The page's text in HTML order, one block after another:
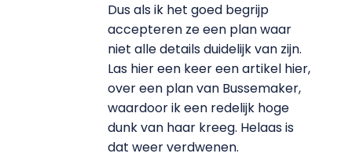
Dus als ik het goed begrijp
accepteren ze een plan waar
niet alle details duidelijk van zijn.
Las hier een keer een artikel hier,
over een plan van Bussemaker,
waardoor ik een redelijk hoge
dunk van haar kreeg. Helaas is
dat weer verdwenen.